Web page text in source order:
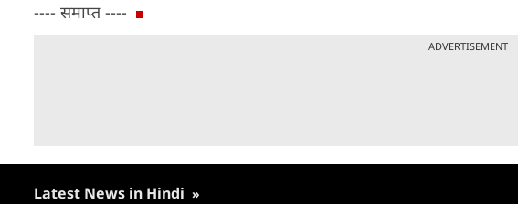
---- समाप्त ----
ADVERTISEMENT
Latest News in Hindi »